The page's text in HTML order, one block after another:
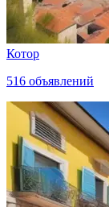
Котор
516 объявлений